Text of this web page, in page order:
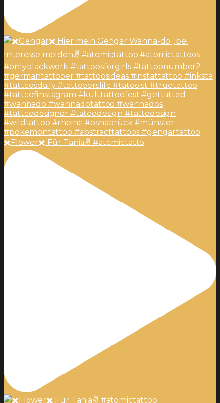
✖️Flower✖️ Für Tania✌️ #atomictatto